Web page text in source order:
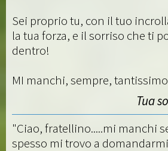
Sei proprio tu, con il tuo
la tua forza, e il sorriso che ti
dentro!
MI manchi, sempre,
Tua
"Ciao, fratellino.....mi manchi
spesso mi trovo a